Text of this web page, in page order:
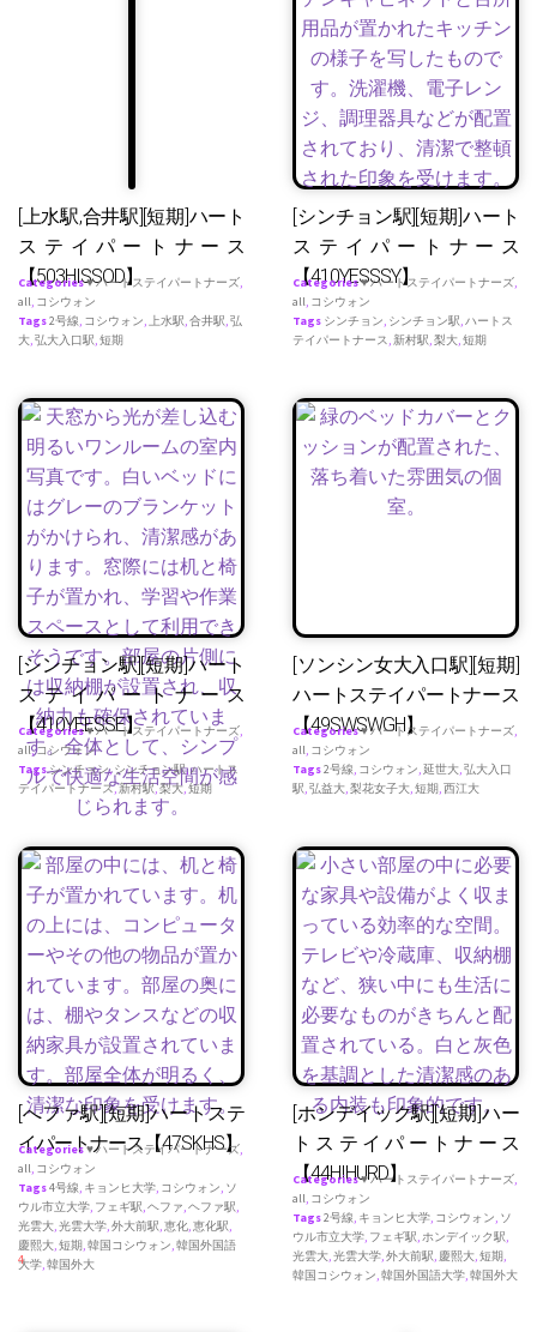
[上水駅,合井駅][短期]ハート
ステイパートナース
【503HISSOD】
Categories♥ ハートステイパートナーズ,
all, コシウォン
Tags2号線, コシウォン, 上水駅,合井駅,弘
大,弘大入口駅,短期
[シンチョン駅][短期]ハート
ステイパートナース
【410YESSSY】
Categories♥ ハートステイパートナーズ,
all, コシウォン
Tags シンチョン, シンチョン駅,ハートス
テイパートナース,新村駅,梨大,短期
[シンチョン駅][短期]ハート
ステイパートナース
【410YEESSE】
Categories♥ ハートステイパートナーズ,
all,コシウォン
Tagsシンチョン,シンチョン駅,ハートス
テイパートナース,新村駅,梨大,短期
[ソンシン女大入口駅][短期]
ハートステイパートナース
【49SWSWGH】
Categories♥ ハートステイパートナーズ,
all, コシウォン
Tags2号線, コシウォン,延世大,弘大入口
駅,弘益大,梨花女子大,短期,西江大
[へファ駅][短期]ハートステ
イパートナース【47SKHS】
Categories♥ ハートステイパートナーズ,
all, コシウォン
Tags4号線, キョンヒ大学, コシウォン, ソ
ウル市立大学, フェギ駅,ヘファ,ヘファ駅,
光雲大,光雲大学,外大前駅,恵化,恵化駅,
慶熙大,短期,韓国コシウォン,韓国外国語
大学,韓国外大
4
[ホンデイック駅][短期]ハー
トステイパートナース
【44HIHURD】
Categories♥ ハートステイパートナーズ,
all, コシウォン
Tags2号線, キョンヒ大学, コシウォン, ソ
ウル市立大学, フェギ駅,ホンデイック駅,
光雲大,光雲大学,外大前駅, 慶熙大,短期,
韓国コシウォン,韓国外国語大学,韓国外大